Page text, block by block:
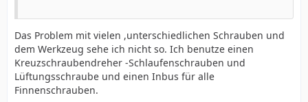
Das Problem mit vielen ,unterschiedlichen Schrauben und
dem Werkzeug sehe ich nicht so. Ich benutze einen
Kreuzschraubendreher -Schlaufenschrauben und
Lüftungsschraube und einen Inbus für alle
Finnenschrauben.